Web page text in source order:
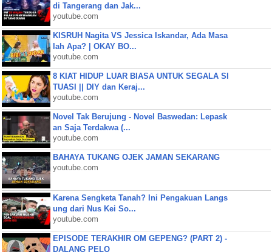
di Tangerang dan Jak...
youtube.com
KISRUH Nagita VS Jessica Iskandar, Ada Masa
lah Apa? | OKAY BO...
youtube.com
8 KIAT HIDUP LUAR BIASA UNTUK SEGALA SI
TUASI || DIY dan Keraj...
youtube.com
Novel Tak Berujung - Novel Baswedan: Lepask
an Saja Terdakwa (...
youtube.com
BAHAYA TUKANG OJEK JAMAN SEKARANG
youtube.com
Karena Sengketa Tanah? Ini Pengakuan Langs
ung dari Nus Kei So...
youtube.com
EPISODE TERAKHIR OM GEPENG? (PART 2) -
DALANG PELO